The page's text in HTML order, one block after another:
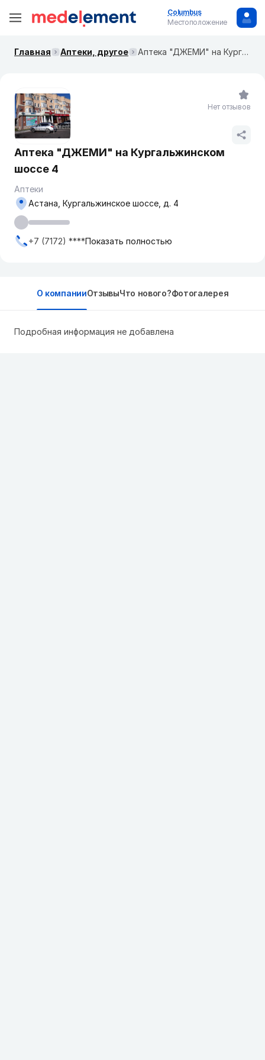
Columbus
Местоположение
Главная Аптеки, другое Аптека "ДЖЕМИ" на Кургальжинском шоссе 4
Аптека "ДЖЕМИ" на Кургальжинском
шоссе 4
Аптеки
Астана, Кургальжинское шоссе, д. 4
+7 (7172) ****Показать полностью
Нет отзывов
О компанииОтзывыЧто нового?Фотогалерея
Подробная информация не добавлена